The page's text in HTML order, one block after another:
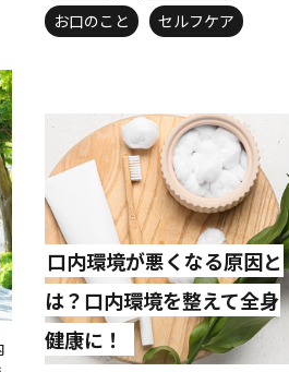
お口のこと
セルフケア
口内環境が悪くなる原因と
は？口内環境を整えて全身
健康に！